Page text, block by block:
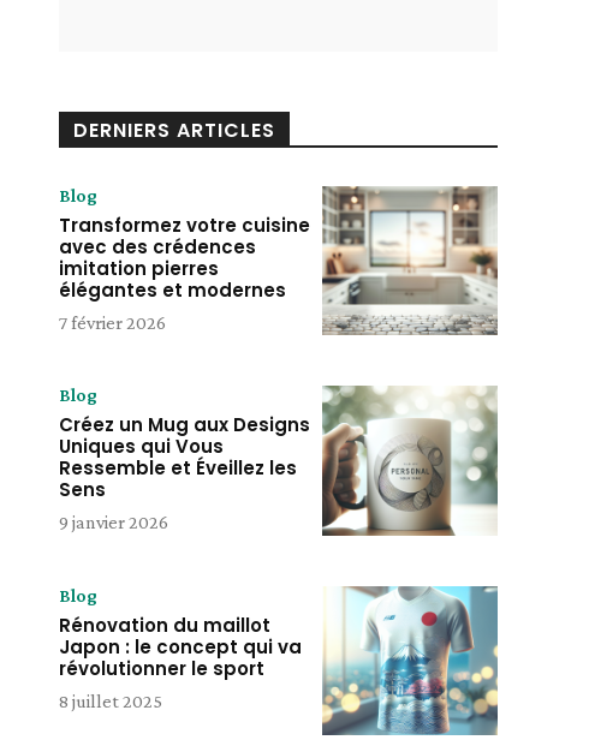
DERNIERS ARTICLES
Blog
Transformez votre cuisine
avec des crédences
imitation pierres
élégantes et modernes
7 février 2026
Blog
Créez un Mug aux Designs
Uniques qui Vous
Ressemble et Éveillez les
Sens
9 janvier 2026
Blog
Rénovation du maillot
Japon : le concept qui va
révolutionner le sport
8 juillet 2025